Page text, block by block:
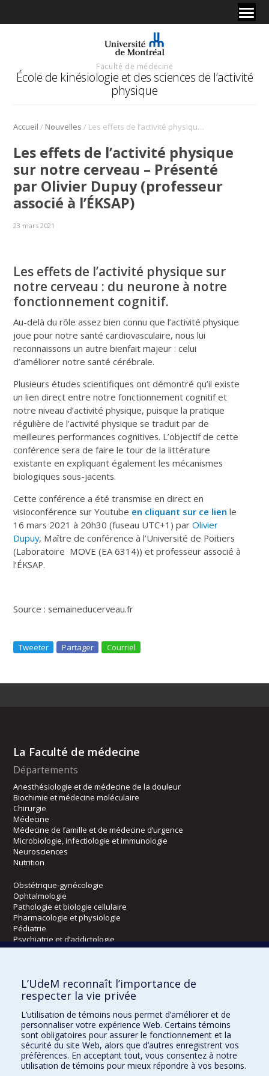
Faculté de médecine
École de kinésiologie et des sciences de l’activité
physique
Accueil / Nouvelles / Les effets de l’activité physique sur notre cerveau – Présenté par Olivier Dupuy (professeur associé à l’ÉKSAP)
Les effets de l’activité physique
sur notre cerveau – Présenté
par Olivier Dupuy (professeur
associé à l’ÉKSAP)
23 mars 2021
Les effets de l’activité physique sur
notre cerveau : du neurone à notre
fonctionnement cognitif.
Au-delà du rôle assez bien connu que l’activité physique
joue pour notre santé cardiovasculaire, nous lui
reconnaissons un autre bienfait majeur : celui
d’améliorer notre santé cérébrale.
Plusieurs études scientifiques ont démontré qu’il existe
un lien direct entre notre fonctionnement cognitif et
notre niveau d’activité physique, puisque la pratique
régulière de l’activité physique se traduit par de
meilleures performances cognitives. L’objectif de cette
conférence sera de faire le tour de la littérature
existante en expliquant également les mécanismes
biologiques sous-jacents.
Cette conférence a été transmise en direct en
visioconférence sur Youtube en cliquant sur ce lien le
16 mars 2021 à 20h30 (fuseau UTC+1) parOlivier
Dupuy, Maître de conférence à l’Université de Poitiers
(Laboratoire MOVE (EA 6314)) et professeur associé à
l’ÉKSAP.
Source : semaineducerveau.fr
Tweeter Partager Courriel
La Faculté de médecine
Départements
Anesthésiologie et de médecine de la douleur
Biochimie et médecine moléculaire
Chirurgie
Médecine
Médecine de famille et de médecine d’urgence
Microbiologie, infectiologie et immunologie
Neurosciences
Nutrition
Obstétrique-gynécologie
Ophtalmologie
Pathologie et biologie cellulaire
Pharmacologie et physiologie
Pédiatrie
Psychiatrie et d’addictologie
Radiologie, radio-oncologie et médecine nucléaire
Écoles
Orthophonie et audiologie
Réadaptation
Directions
L’UdeM reconnaît l’importance de
respecter la vie privée
L’utilisation de témoins nous permet d’améliorer et de
personnaliser votre expérience Web. Certains témoins
sont obligatoires pour assurer le fonctionnement et la
sécurité du site Web, alors que d’autres enregistrent vos
préférences. En acceptant tout, vous consentez à notre
utilisation de témoins pour mieux répondre à vos besoins.